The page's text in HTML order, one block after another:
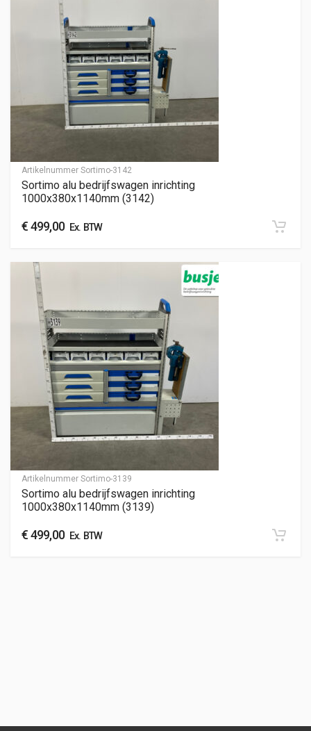
Artikelnummer Sortimo-3142
Sortimo alu bedrijfswagen inrichting
1000x380x1140mm (3142)
€499,00Ex. BTW
Artikelnummer Sortimo-3139
Sortimo alu bedrijfswagen inrichting
1000x380x1140mm (3139)
€499,00Ex. BTW